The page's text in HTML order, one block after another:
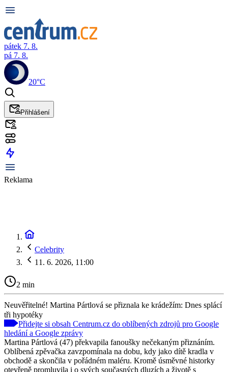
pátek 7. 8.
pá 7. 8.
20°C
Přihlášení
Reklama
Celebrity
11. 6. 2026, 11:00
2 min
Neuvěřitelné! Martina Pártlová se přiznala ke krádežím: Dnes splácí
tři hypotéky
Přidejte si obsah Centrum.cz do oblíbených zdrojů pro Google
hledání a Google zprávy
Martina Pártlová (47) překvapila fanoušky nečekaným přiznáním.
Oblíbená zpěvačka zavzpomínala na dobu, kdy jako dítě kradla v
obchodě a skončila v pořádném maléru. Kromě úsměvné historky
otevřeně promluvila i o svých současných dluzích a životě s